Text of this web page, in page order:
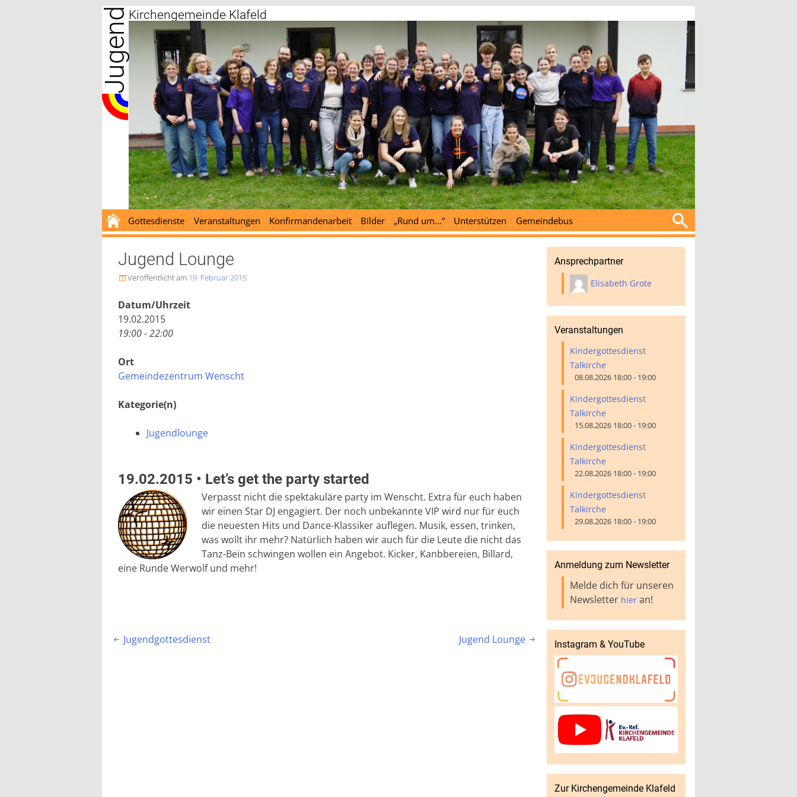
Zum
Inhalt
springen
JugendKirchengemeinde Klafeld
Gottesdienste Veranstaltungen Konfirmandenarbeit Bilder „Rund um…“ Unterstützen Gemeindebus
nach:
Jugend Lounge
Veröffentlicht am 19. Februar 2015
Datum/Uhrzeit
19.02.2015
19:00 - 22:00
Ort
Gemeindezentrum Wenscht
Kategorie(n)
Jugendlounge
19.02.2015 • Let’s get the party started
Verpasst nicht die spektakuläre party im Wenscht. Extra für euch haben
wir einen Star DJ engagiert. Der noch unbekannte VIP wird nur für euch
die neuesten Hits und Dance-Klassiker auflegen. Musik, essen, trinken,
was wollt ihr mehr? Natürlich haben wir auch für die Leute die nicht das
Tanz-Bein schwingen wollen ein Angebot. Kicker, Kanbbereien, Billard,
eine Runde Werwolf und mehr!
Beitragsnavigation
 Jugendgottesdienst Jugend Lounge 
Ansprechpartner
Elisabeth Grote
Veranstaltungen
Kindergottesdienst
Talkirche
08.08.2026 18:00 - 19:00
Kindergottesdienst
Talkirche
15.08.2026 18:00 - 19:00
Kindergottesdienst
Talkirche
22.08.2026 18:00 - 19:00
Kindergottesdienst
Talkirche
29.08.2026 18:00 - 19:00
Anmeldung zum Newsletter
Melde dich für unseren
Newsletter hieran!
Instagram & YouTube
Zur Kirchengemeinde Klafeld